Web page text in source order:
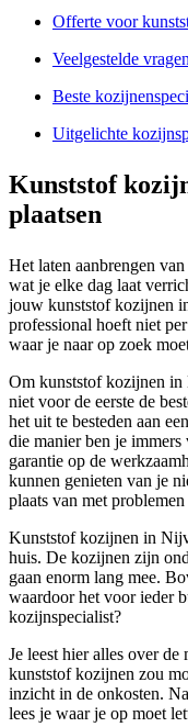
Offerte voor
Veelgestelde
Beste
Uitgelichte
Kunststof
plaatsen
Het laten aanbrengen
wat je elke dag laat
jouw kunststof kozijnen
professional hoeft niet
waar je naar op zoek
Om kunststof kozijnen in
niet voor de eerste de
het uit te besteden aan
die manier ben je
garantie op de
kunnen genieten van je
plaats van met
Kunststof kozijnen in
huis. De kozijnen zijn
gaan enorm lang mee.
waardoor het voor ieder
kozijnspecialist?
Je leest hier alles over
kunststof kozijnen zou
inzicht in de onkosten.
lees je waar je op moet